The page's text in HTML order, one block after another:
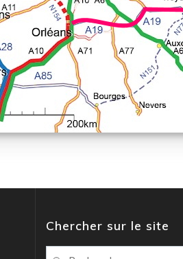
Chercher sur le site
Recherche